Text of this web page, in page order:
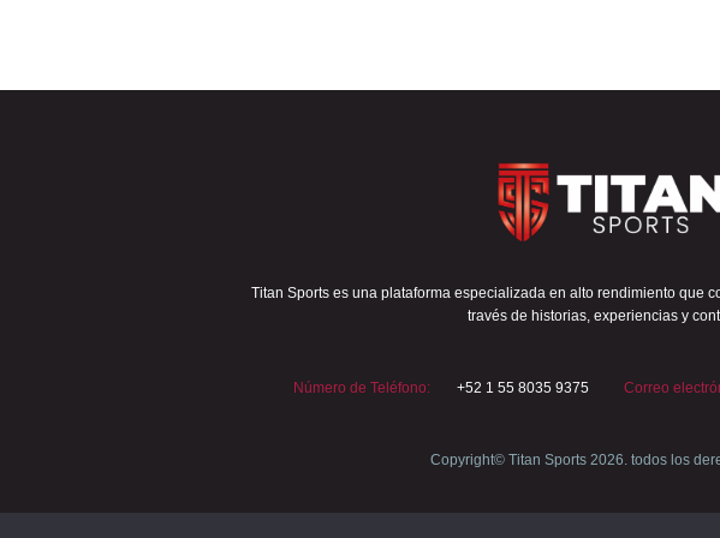
Titan Sports es una plataforma especializada en alto rendimiento que
través de historias, experiencias y
Número de Teléfono: +52 1 55 8035 9375 Correo
Copyright© Titan Sports 2026. todos los